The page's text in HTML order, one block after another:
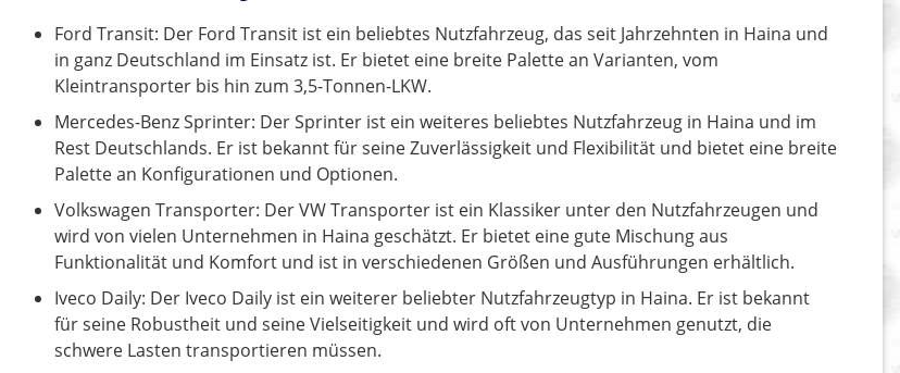
Ford Transit: Der Ford Transit ist ein beliebtes Nutzfahrzeug, das seit Jahrzehnten in Haina und
in ganz Deutschland im Einsatz ist. Er bietet eine breite Palette an Varianten, vom
Kleintransporter bis hin zum 3,5-Tonnen-LKW.
Mercedes-Benz Sprinter: Der Sprinter ist ein weiteres beliebtes Nutzfahrzeug in Haina und im
Rest Deutschlands. Er ist bekannt für seine Zuverlässigkeit und Flexibilität und bietet eine breite
Palette an Konfigurationen und Optionen.
Volkswagen Transporter: Der VW Transporter ist ein Klassiker unter den Nutzfahrzeugen und
wird von vielen Unternehmen in Haina geschätzt. Er bietet eine gute Mischung aus
Funktionalität und Komfort und ist in verschiedenen Größen und Ausführungen erhältlich.
Iveco Daily: Der Iveco Daily ist ein weiterer beliebter Nutzfahrzeugtyp in Haina. Er ist bekannt
für seine Robustheit und seine Vielseitigkeit und wird oft von Unternehmen genutzt, die
schwere Lasten transportieren müssen.